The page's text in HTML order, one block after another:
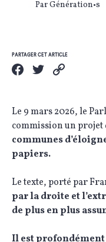
Par Génération•s
PARTAGER CET ARTICLE
Le 9 mars 2026, le
commission un projet
communes
papiers.
Le texte, porté par
par la droite et
de plus en plus
Il est